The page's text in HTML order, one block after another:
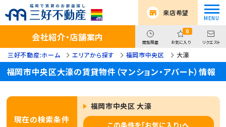
来店希望
会社紹介・店舗案内 閲覧履歴
0
お気に入り リクエスト
三好不動産:ホーム エリアから探す 福岡市中央区 大濠
福岡市中央区大濠の賃貸物件（マンション・アパート）情報
現在の検索条件
福岡市中央区 大濠
この条件を「お気に入り」へ